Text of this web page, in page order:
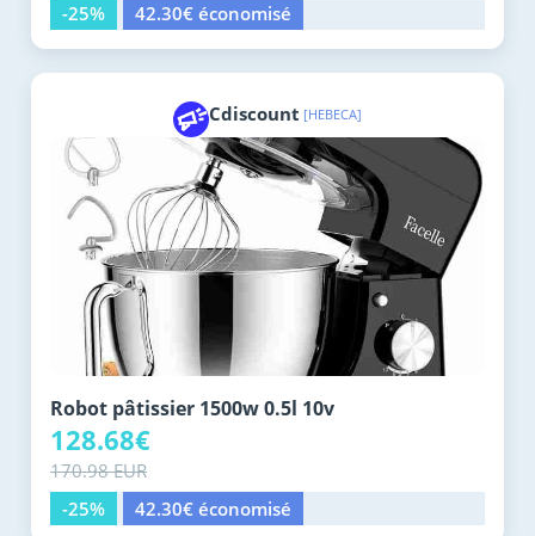
-25%
42.30€ économisé
Cdiscount [HEBECA]
Robot pâtissier 1500w 0.5l 10v
128.68€
170.98 EUR
-25%
42.30€ économisé